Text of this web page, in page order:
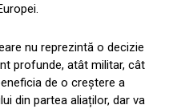
nu reprezintă o decizie
profunde, atât militar, cât
de o creștere a
din partea aliaților, dar va